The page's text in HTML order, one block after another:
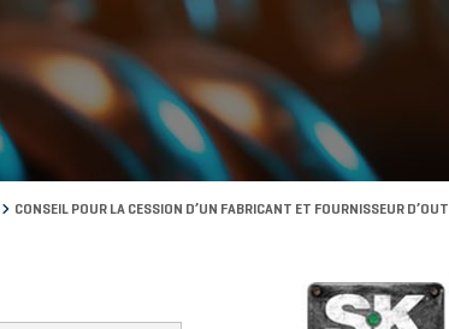
CONSEIL POUR LA CESSION D’UN FABRICANT ET FOURNISSEUR